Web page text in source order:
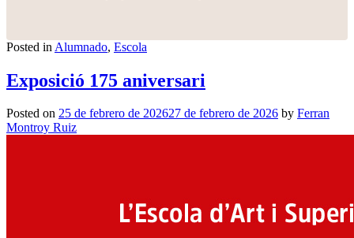
Posted in Alumnado, Escola
Exposició 175 aniversari
Posted on 25 de febrero de 202627 de febrero de 2026 by Ferran
Montroy Ruiz